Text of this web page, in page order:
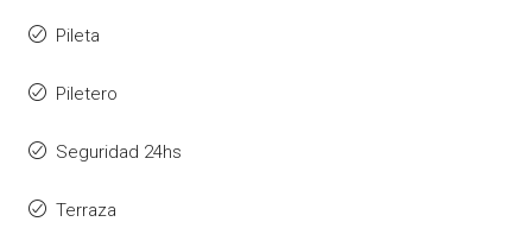
Pileta
Piletero
Seguridad 24hs
Terraza